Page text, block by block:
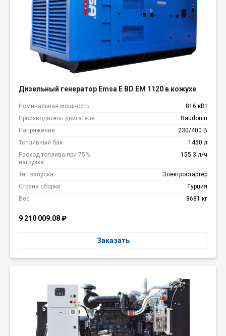
Дизельный генератор Emsa E BD EM 1120 в кожухе
Номинальная мощность
816 кВт
Производитель двигателя
Baudouin
Напряжение
230/400 В
Топливный бак
1450 л
Расход топлива при 75%
нагрузке
155.3 л/ч
Тип запуска
Электростартер
Страна сборки
Турция
Вес
8681 кг
9 210 009.08₽
Заказать